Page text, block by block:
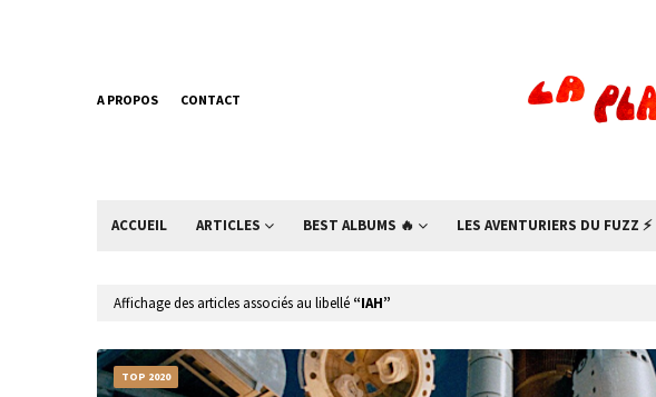
A PROPOS CONTACT
ACCUEIL ARTICLES BEST ALBUMS 🔥 LES AVENTURIERS DU FUZZ ⚡
Affichage des articles associés au libellé IAH
TOP 2020